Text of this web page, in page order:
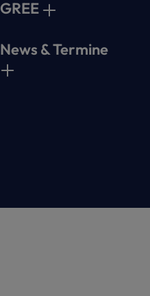
GREE
News & Termine